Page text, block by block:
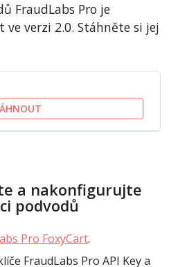
FraudLabs Pro je
verzi 2.0. Stáhněte si jej
a nakonfigurujte
podvodů
Pro FoxyCart.
FraudLabs Pro API Key a